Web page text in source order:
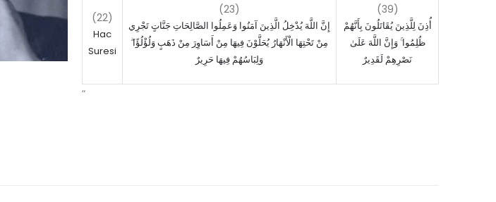
(22)
Hac
Suresi
(23)
إِنَّ اللَّهَ يُدْخِلُ الَّذِينَ آمَنُوا وَعَمِلُوا الصَّالِحَاتِ جَنَّاتٍ تَجْرِي
مِنْ تَحْتِهَا الْأَنْهَارُ يُحَلَّوْنَ فِيهَا مِنْ أَسَاوِرَ مِنْ ذَهَبٍ وَلُؤْلُؤًا ۖ
وَلِبَاسُهُمْ فِيهَا حَرِيرٌ
(39)
أُذِنَ لِلَّذِينَ يُقَاتَلُونَ بِأَنَّهُمْ
ظُلِمُوا ۚ وَإِنَّ اللَّهَ عَلَىٰ
نَصْرِهِمْ لَقَدِيرٌ
“